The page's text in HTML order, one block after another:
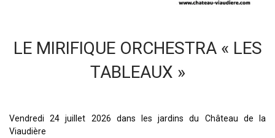
LE MIRIFIQUE ORCHESTRA « LES
TABLEAUX »
Vendredi 24 juillet 2026 dans les jardins du Château de la
Viaudière